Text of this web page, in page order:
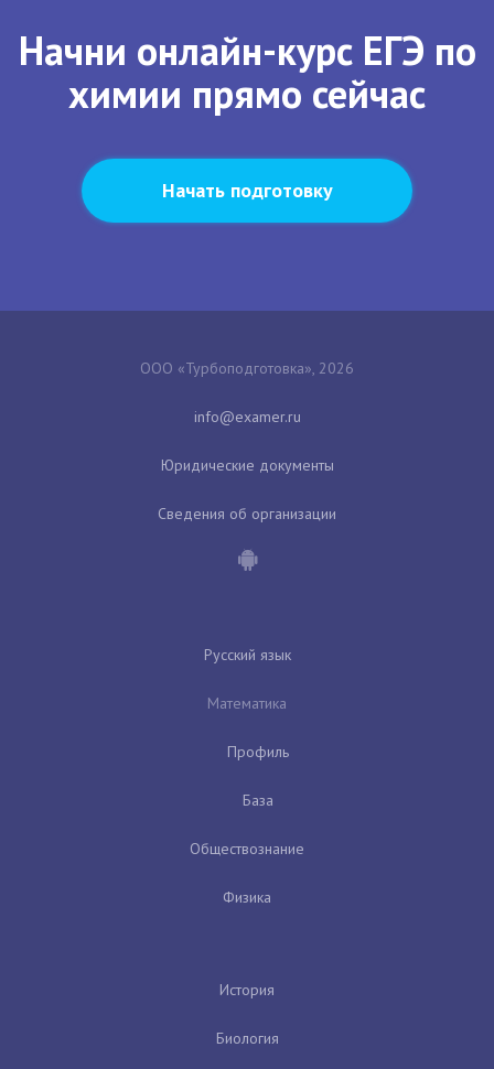
Начни онлайн-курс ЕГЭ по
химии прямо сейчас
Начать подготовку
ООО «Турбоподготовка», 2026
Юридические документы
Сведения об организации
Русский язык
Математика
Профиль
База
Обществознание
Физика
История
Биология